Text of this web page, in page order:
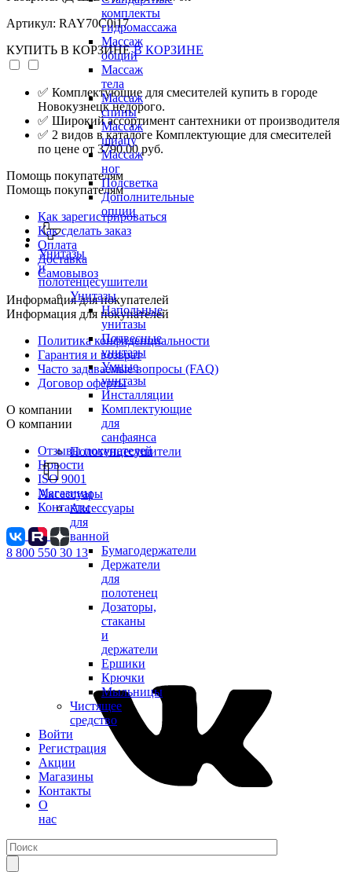
комплекты
гидромассажа
Массаж
общий
Массаж
тела
Массаж
спины
Массаж
шиацу
Массаж
ног
Подсветка
Дополнительные
опции
Унитазы
и
полотенцесушители
Унитазы
Напольные
унитазы
Подвесные
унитазы
Умные
унитазы
Инсталляции
Комплектующие
для
санфаянса
Полотенцесушители
Аксессуары
Аксессуары
для
ванной
Бумагодержатели
Держатели
для
полотенец
Дозаторы,
стаканы
и
держатели
Ершики
Крючки
Мыльницы
Чистящее
средство
Войти
Регистрация
Акции
Магазины
Контакты
О
нас
Артикул: RAY70C0i17
КУПИТЬ В КОРЗИНЕ В КОРЗИНЕ
✅ Комплектующие для смесителей купить в городе
Новокузнецк недорого.
✅ Широкий ассортимент сантехники от производителя
✅ 2 видов в каталоге Комплектующие для смесителей
по цене от 3790.00 руб.
Помощь покупателям
Помощь покупателям
Как зарегистрироваться
Как сделать заказ
Оплата
Доставка
Самовывоз
Информация для покупателей
Информация для покупателей
Политика конфиденциальности
Гарантия и возврат
Часто задаваемые вопросы (FAQ)
Договор оферты
О компании
О компании
Отзывы покупателей
Новости
ISO 9001
Магазины
Контакты
8 800 550 30 13